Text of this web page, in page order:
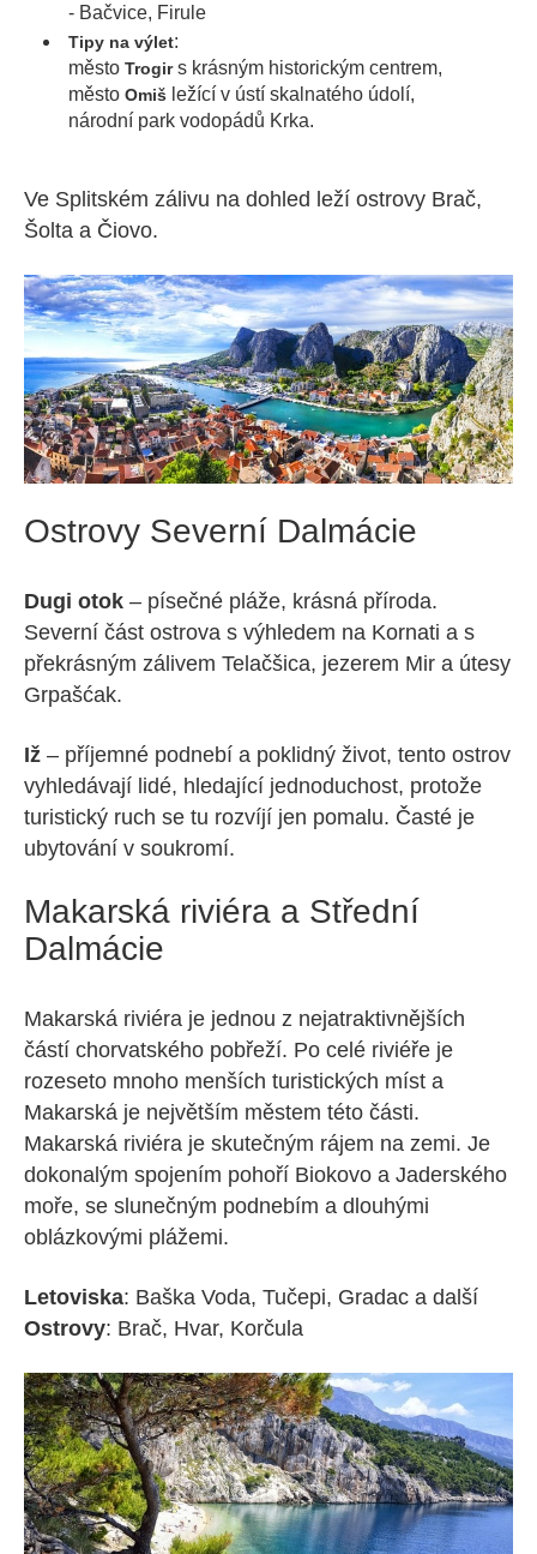
- Bačvice, Firule
Tipy na výlet:
město Trogirs krásným historickým centrem,
město Omiš ležící v ústí skalnatého údolí,
národní park vodopádů Krka.
Ve Splitském zálivu na dohled leží ostrovy Brač,
Šolta a Čiovo.
Ostrovy Severní Dalmácie
Dugi otok – písečné pláže, krásná příroda.
Severní část ostrova s výhledem na Kornati a s
překrásným zálivem Telačšica, jezerem Mir a útesy
Grpašćak.
Iž – příjemné podnebí a poklidný život, tento ostrov
vyhledávají lidé, hledající jednoduchost, protože
turistický ruch se tu rozvíjí jen pomalu. Časté je
ubytování v soukromí.
Makarská riviéra a Střední
Dalmácie
Makarská riviéra je jednou z nejatraktivnějších
částí chorvatského pobřeží. Po celé riviéře je
rozeseto mnoho menších turistických míst a
Makarská je největším městem této části.
Makarská riviéra je skutečným rájem na zemi. Je
dokonalým spojením pohoří Biokovo a Jaderského
moře, se slunečným podnebím a dlouhými
oblázkovými plážemi.
Letoviska: Baška Voda, Tučepi, Gradac a další
Ostrovy: Brač, Hvar, Korčula